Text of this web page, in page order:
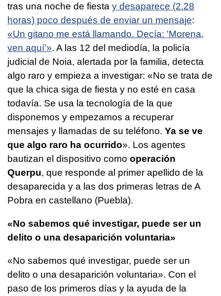
tras una noche de fiesta y desaparece (2.28
horas) poco después de enviar un mensaje:
«Un gitano me está llamando. Decía: 'Morena,
ven aquí'». A las 12 del mediodía, la policía
judicial de Noia, alertada por la familia, detecta
algo raro y empieza a investigar: «No se trata de
que la chica siga de fiesta y no esté en casa
todavía. Se usa la tecnología de la que
disponemos y empezamos a recuperar
mensajes y llamadas de su teléfono. Ya se ve
que algo raro ha ocurrido». Los agentes
bautizan el dispositivo como operación
Querpu, que responde al primer apellido de la
desaparecida y a las dos primeras letras de A
Pobra en castellano (Puebla).
«No sabemos qué investigar, puede ser un
delito o una desaparición voluntaria»
«No sabemos qué investigar, puede ser un
delito o una desaparición voluntaria». Con el
paso de los primeros días y la ayuda de la